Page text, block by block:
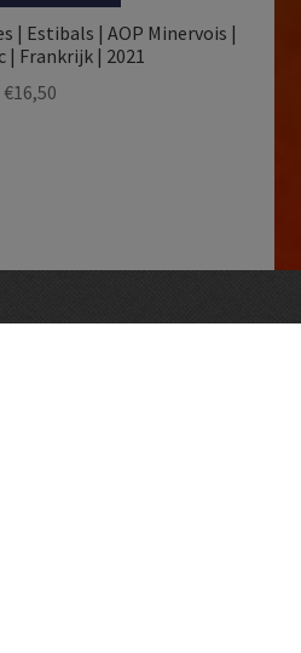
| Estibals | AOP Minervois |
| Frankrijk | 2021
€16,50